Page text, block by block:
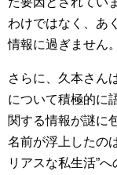
わけではなく、あ
情報に過ぎません。
さらに、久本さん
について積極的に
関する情報が謎に
名前が浮上したの
リアスな私生活”